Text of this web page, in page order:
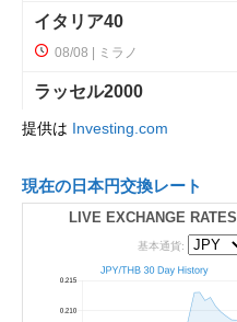
提供は Investing.com
現在の日本円交換レート
LIVE EXCHANGE RATES